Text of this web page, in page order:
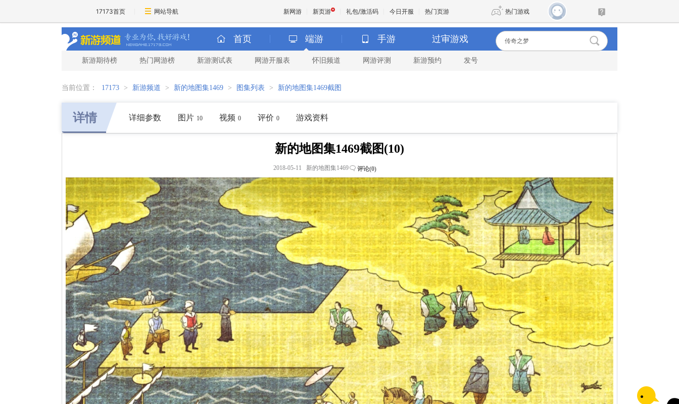
17173首页 网站导航 新网游 新页游 礼包/激活码 今日开服 热门页游 热门游戏
魔兽 DNF
首页 端游 手游 过审游戏
新游期待榜 热门网游榜 新游测试表 网游开服表 怀旧频道 网游评测 新游预约 发号
当前位置： 17173 > 新游频道 > 新的地图集1469 > 图集列表 > 新的地图集1469截图
详情 详细参数 图片 10 视频 0 评价 0 游戏资料
新的地图集1469截图(10)
评论(0)
2018-05-11 新的地图集1469